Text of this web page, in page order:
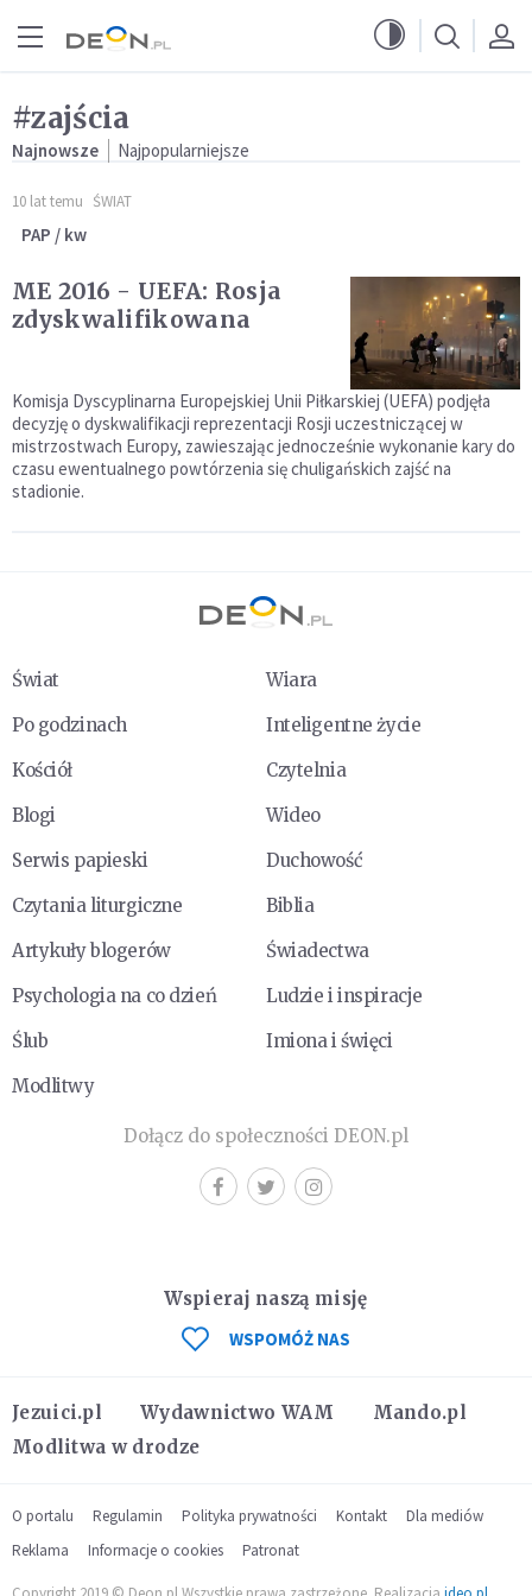
#zajścia
Najnowsze Najpopularniejsze
10 lat temu ŚWIAT
PAP / kw
ME 2016 - UEFA: Rosja
zdyskwalifikowana
Komisja Dyscyplinarna Europejskiej Unii Piłkarskiej (UEFA) podjęła
decyzję o dyskwalifikacji reprezentacji Rosji uczestniczącej w
mistrzostwach Europy, zawieszając jednocześnie wykonanie kary do
czasu ewentualnego powtórzenia się chuligańskich zajść na
stadionie.
Świat
Wiara
Po godzinach
Inteligentne życie
Kościół
Czytelnia
Blogi
Wideo
Serwis papieski
Duchowość
Czytania liturgiczne
Biblia
Artykuły blogerów
Świadectwa
Psychologia na co dzień
Ludzie i inspiracje
Ślub
Imiona i święci
Modlitwy
Dołącz do społeczności DEON.pl
Jezuici.pl Wydawnictwo WAM
Mando.pl
Modlitwa w drodze
Wspieraj naszą misję
WSPOMÓŻ NAS
O portalu Regulamin Polityka prywatności Kontakt
Dla mediów
Reklama
Informacje o cookies Patronat